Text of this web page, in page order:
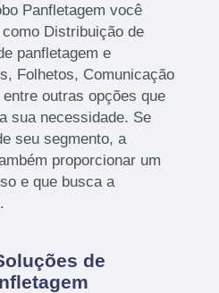
Panfletagem você
Distribuição de
panfletagem e
Folhetos, Comunicação
outras opções que
sua necessidade. Se
seu segmento, a
proporcionar um
e que busca a
de